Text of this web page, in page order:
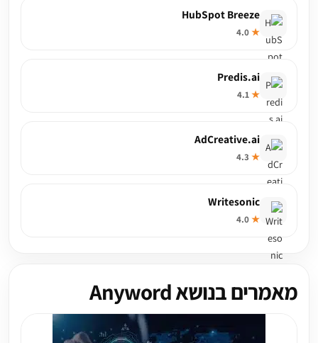
HubSpot Breeze
★
Predis.ai
★
AdCreative.ai
★
Writesonic
★
מאמרים בנושא Anyword